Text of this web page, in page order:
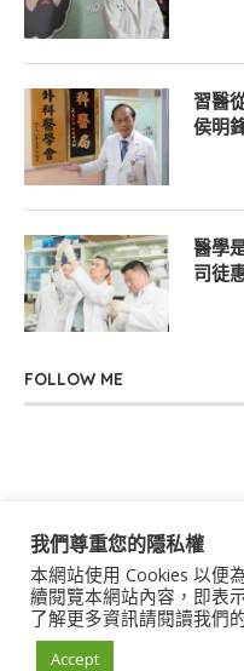
習醫
侯明
醫學
司徒
FOLLOW ME
關於我們 聯絡我
著作
我們尊重您的隱私權
本網站使用 Cookies 以便
續閱覽本網站內容，即表
了解更多資訊請閱讀我們
Accept